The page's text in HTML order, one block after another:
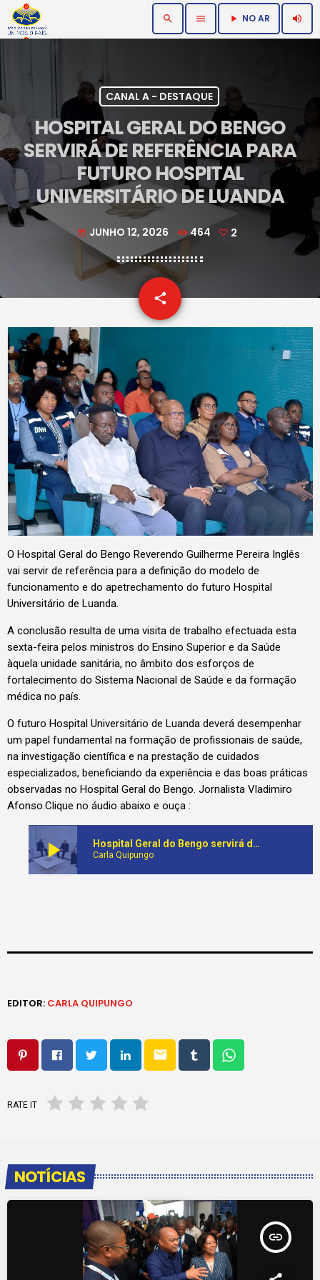
search menu play_arrow NO AR volume_up
CANAL A - DESTAQUE
HOSPITAL GERAL DO BENGO
SERVIRÁ DE REFERÊNCIA PARA
FUTURO HOSPITAL
UNIVERSITÁRIO DE LUANDA
today JUNHO 12, 2026 464 2
share
email
O Hospital Geral do Bengo Reverendo Guilherme Pereira Inglês
vai servir de referência para a definição do modelo de
funcionamento e do apetrechamento do futuro Hospital
Universitário de Luanda.
A conclusão resulta de uma visita de trabalho efectuada esta
sexta-feira pelos ministros do Ensino Superior e da Saúde
àquela unidade sanitária, no âmbito dos esforços de
fortalecimento do Sistema Nacional de Saúde e da formação
médica no país.
O futuro Hospital Universitário de Luanda deverá desempenhar
um papel fundamental na formação de profissionais de saúde,
na investigação científica e na prestação de cuidados
especializados, beneficiando da experiência e das boas práticas
observadas no Hospital Geral do Bengo. Jornalista Vladimiro
Afonso.Clique no áudio abaixo e ouça :
play_arrow Hospital Geral do Bengo servirá de referência para futuro Hospital Universitário de Luanda
Carla Quipungo
EDITOR: CARLA QUIPUNGO
email
RATE IT
NOTÍCIAS
insert_link